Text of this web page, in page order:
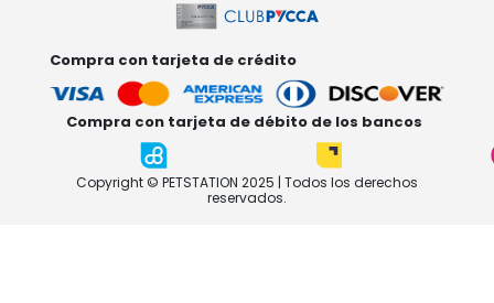
Compra con tarjeta de crédito
Compra con tarjeta de débito de los bancos
Copyright © PETSTATION 2025 | Todos los derechos
reservados.